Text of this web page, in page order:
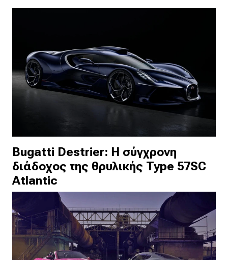
Bugatti Destrier: Η σύγχρονη
διάδοχος της θρυλικής Type 57SC
Atlantic